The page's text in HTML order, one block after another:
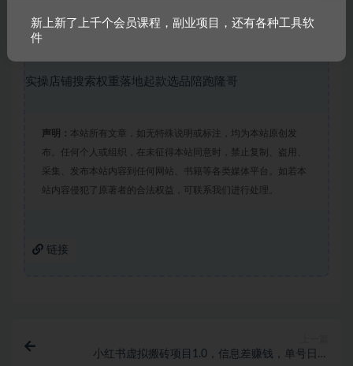
实操店铺搜索权重落地起款选品陪跑隆哥
声明： 本站所有文章，如无特殊说明或标注，均为本站原创发
布。任何个人或组织，在未征得本站同意时，禁止复制、盗用、
采集、发布本站内容到任何网站、书籍等各类媒体平台。如若本
站内容侵犯了原著者的合法权益，可联系我们进行处理。
链接
小红书虚拟搬砖项目1.0，信息差赚钱，单号日赚
新上新了上千个会员课程，副业项目，还有各种工具软
件